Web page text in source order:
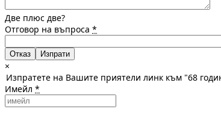
Две плюс две?
Отговор на въпроса *
Отказ
×
Изпратете на Вашите приятели линк към "68
Имейл *